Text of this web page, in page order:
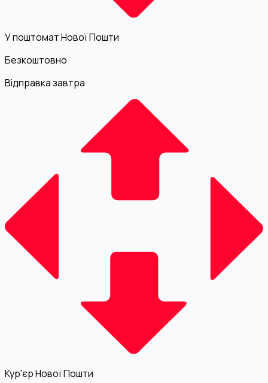
У поштомат Нової Пошти
Безкоштовно
Відправка завтра
Кур'єр Нової Пошти